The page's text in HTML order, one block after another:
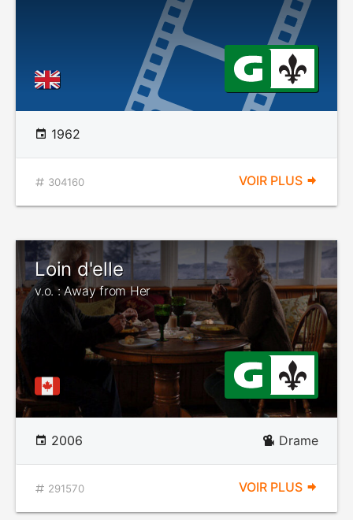
1962
304160 VOIR PLUS
Loin d'elle
v.o. : Away from Her
2006 Drame
291570 VOIR PLUS